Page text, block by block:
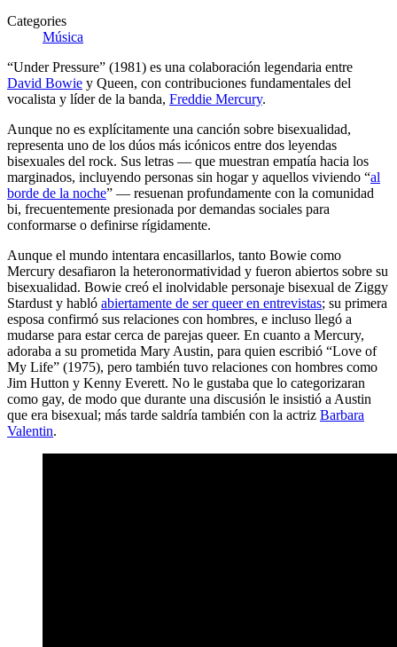
Categories
Música
“Under Pressure” (1981) es una colaboración legendaria entre
David Bowie y Queen, con contribuciones fundamentales del
vocalista y líder de la banda, Freddie Mercury.
Aunque no es explícitamente una canción sobre bisexualidad,
representa uno de los dúos más icónicos entre dos leyendas
bisexuales del rock. Sus letras — que muestran empatía hacia los
marginados, incluyendo personas sin hogar y aquellos viviendo “al
borde de la noche” — resuenan profundamente con la comunidad
bi, frecuentemente presionada por demandas sociales para
conformarse o definirse rígidamente.
Aunque el mundo intentara encasillarlos, tanto Bowie como
Mercury desafiaron la heteronormatividad y fueron abiertos sobre su
bisexualidad. Bowie creó el inolvidable personaje bisexual de Ziggy
Stardust y habló abiertamente de ser queer en entrevistas; su primera
esposa confirmó sus relaciones con hombres, e incluso llegó a
mudarse para estar cerca de parejas queer. En cuanto a Mercury,
adoraba a su prometida Mary Austin, para quien escribió “Love of
My Life” (1975), pero también tuvo relaciones con hombres como
Jim Hutton y Kenny Everett. No le gustaba que lo categorizaran
como gay, de modo que durante una discusión le insistió a Austin
que era bisexual; más tarde saldría también con la actriz Barbara
Valentin.